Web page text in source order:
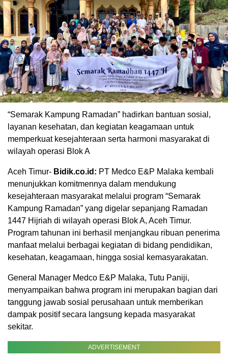
“Semarak Kampung Ramadan” hadirkan bantuan sosial,
layanan kesehatan, dan kegiatan keagamaan untuk
memperkuat kesejahteraan serta harmoni masyarakat di
wilayah operasi Blok A
Aceh Timur- Bidik.co.id: PT Medco E&P Malaka kembali
menunjukkan komitmennya dalam mendukung
kesejahteraan masyarakat melalui program “Semarak
Kampung Ramadan” yang digelar sepanjang Ramadan
1447 Hijriah di wilayah operasi Blok A, Aceh Timur.
Program tahunan ini berhasil menjangkau ribuan penerima
manfaat melalui berbagai kegiatan di bidang pendidikan,
kesehatan, keagamaan, hingga sosial kemasyarakatan.
General Manager Medco E&P Malaka, Tutu Paniji,
menyampaikan bahwa program ini merupakan bagian dari
tanggung jawab sosial perusahaan untuk memberikan
dampak positif secara langsung kepada masyarakat
sekitar.
ADVERTISEMENT